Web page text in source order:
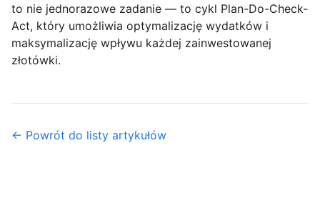
to nie jednorazowe zadanie — to cykl Plan-Do-Check-
Act, który umożliwia optymalizację wydatków i
maksymalizację wpływu każdej zainwestowanej
złotówki.
← Powrót do listy artykułów